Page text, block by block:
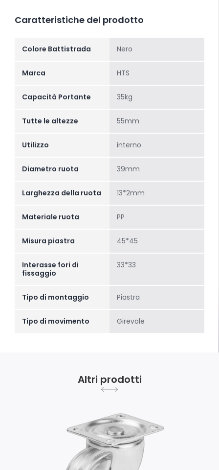
Caratteristiche del prodotto
Colore Battistrada Nero
Marca HTS
Capacità Portante 35kg
Tutte le altezze 55mm
Utilizzo interno
Diametro ruota 39mm
Larghezza della ruota 13*2mm
Materiale ruota PP
Misura piastra 45*45
Interasse fori di
fissaggio
33*33
Tipo di montaggio Piastra
Tipo di movimento Girevole
Altri prodotti